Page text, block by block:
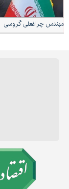
مهندس چراغعلی گروسی